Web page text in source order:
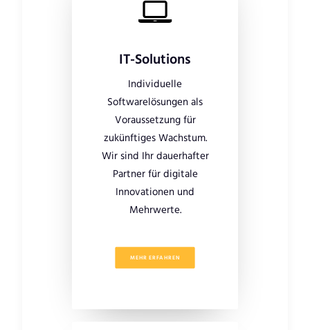
IT-Solutions
Individuelle
Softwarelösungen als
Voraussetzung für
zukünftiges Wachstum.
Wir sind Ihr dauerhafter
Partner für digitale
Innovationen und
Mehrwerte.
MEHR ERFAHREN